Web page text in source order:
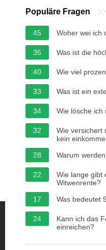
Populäre Fragen
45 Woher wei ich
35 Was ist die
40 Wie viel
33 Was ist ein
34 Wie lösche ich
32
Wie versichert
kein
28
Warum
22
Wie lange gibt
Witwenrente?
17
Was bedeutet
24
Kann ich das
einreichen?